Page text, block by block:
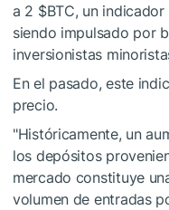
a 2 $BTC, un
siendo impulsado por
inversionistas
En el pasado, este
precio.
"Históricamente, un
los depósitos
mercado constituye
volumen de entradas